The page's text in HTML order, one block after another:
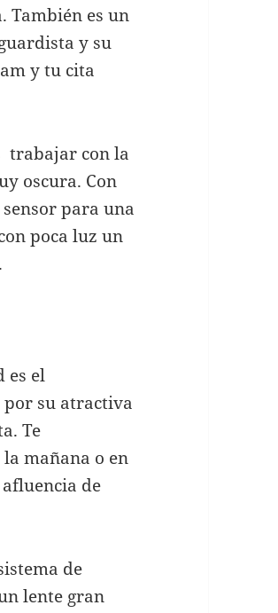
También es un
y su
y tu cita
trabajar con la
oscura. Con
para una
poca luz un
es el
por su atractiva
Te
mañana o en
de
de
lente gran